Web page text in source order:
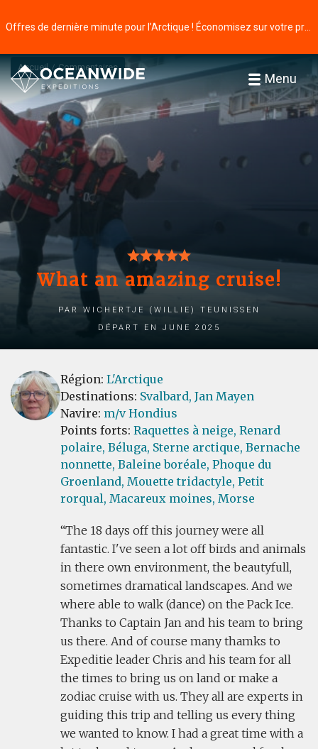
Menu
Accueil Commentaires
What an amazing cruise!
par Wichertje (Willie) Teunissen
Départ en June 2025
Région: L'Arctique
Destinations: Svalbard, Jan Mayen
Navire: m/v Hondius
Points forts: Raquettes à neige, Renard
polaire, Béluga, Sterne arctique, Bernache
nonnette, Baleine boréale, Phoque du
Groenland, Mouette tridactyle, Petit
rorqual, Macareux moines, Morse
The 18 days off this journey were all
fantastic. I've seen a lot off birds and animals
in there own environment, the beautyfull,
sometimes dramatical landscapes. And we
where able to walk (dance) on the Pack Ice.
Thanks to Captain Jan and his team to bring
us there. And of course many thamks to
Expeditie leader Chris and his team for all
the times to bring us on land or make a
zodiac cruise with us. They all are experts in
guiding this trip and telling us every thing
we wanted to know. I had a great time with a